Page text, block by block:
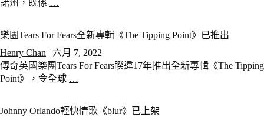
諾州，既係 …
樂團Tears For Fears全新專輯《The Tipping Point》已推出
Henry Chan | 六月 7, 2022
傳奇英國樂團Tears For Fears睽違17年推出全新專輯《The Tipping
Point》，令全球 …
Johnny Orlando輕快情歌《blur》已上架